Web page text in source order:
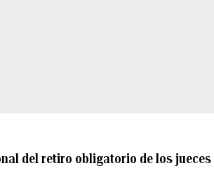
del retiro obligatorio de los jueces